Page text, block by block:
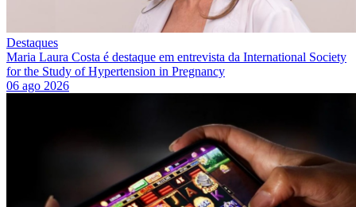
Destaques
Maria Laura Costa é destaque em entrevista da International Society
for the Study of Hypertension in Pregnancy
06 ago 2026